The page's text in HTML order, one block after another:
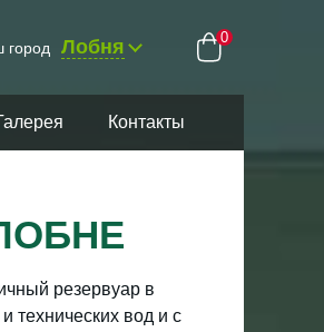
город Лобня 0
Контакты
резервуар в
технических вод и с